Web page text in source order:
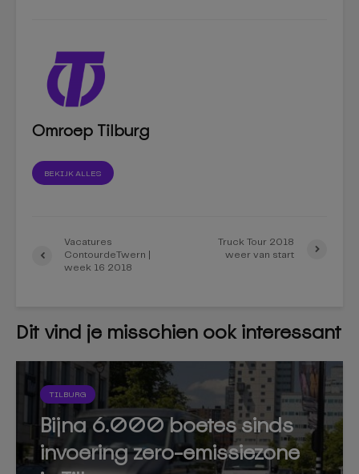
Omroep Tilburg
BEKIJK ALLES
Vacatures
ContourdeTwern |
week 16 2018
Truck Tour 2018
weer van start
Dit vind je misschien ook interessant
TILBURG
Bijna 6.000 boetes sinds
invoering zero-emissiezone